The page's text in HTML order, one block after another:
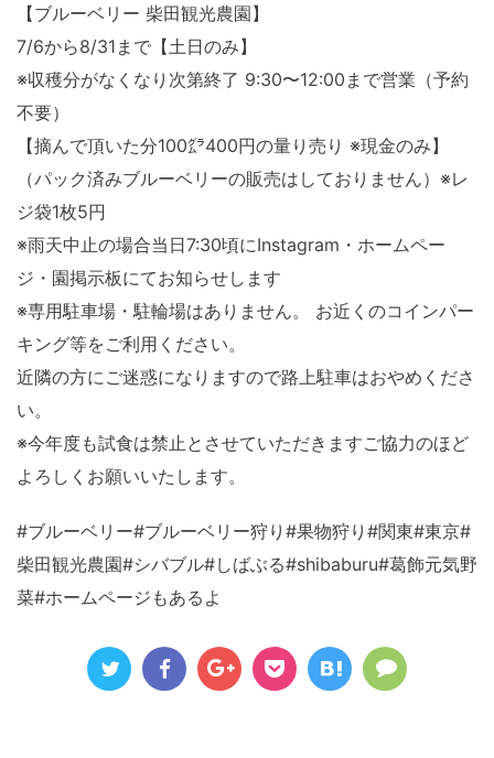
【ブルーベリー 柴田観光農園】
7/6から8/31まで【土日のみ】
※収穫分がなくなり次第終了 9:30〜12:00まで営業（予約
不要）
【摘んで頂いた分100㌘400円の量り売り ※現金のみ】
（パック済みブルーベリーの販売はしておりません）※レ
ジ袋1枚5円
※雨天中止の場合当日7:30頃にInstagram・ホームペー
ジ・園掲示板にてお知らせします
※専用駐車場・駐輪場はありません。 お近くのコインパー
キング等をご利用ください。
近隣の方にご迷惑になりますので路上駐車はおやめくださ
い。
※今年度も試食は禁止とさせていただきますご協力のほど
よろしくお願いいたします。
#ブルーベリー#ブルーベリー狩り#果物狩り#関東#東京#
柴田観光農園#シバブル#しばぶる#shibaburu#葛飾元気野
菜#ホームページもあるよ